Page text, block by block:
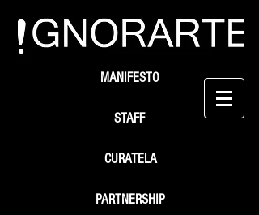
STAFF
MANIFESTO
PARTNERSHIP
CURATELA